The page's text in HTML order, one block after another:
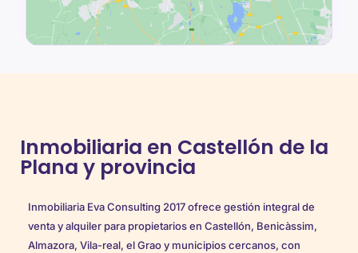
Inmobiliaria en Castellón de la
Plana y provincia
Inmobiliaria Eva Consulting 2017 ofrece gestión integral de
venta y alquiler para propietarios en Castellón, Benicàssim,
Almazora, Vila-real, el Grao y municipios cercanos, con